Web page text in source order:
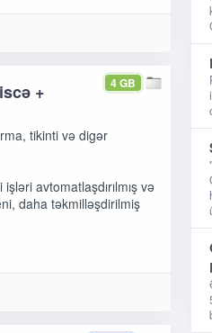
4 GB
+
tikinti və digər
avtomatlaşdırılmış və
daha təkmilləşdirilmiş